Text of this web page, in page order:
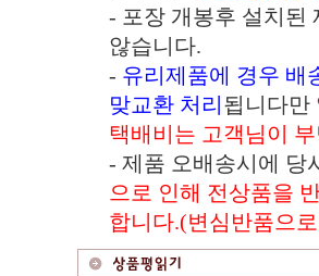
- 포장 개봉후 설치된
않습니다.
- 유리제품에 경우 배
맞교환 처리 됩니다만
택배비는 고객님이
- 제품 오배송시에 당
으로 인해 전상품을
합니다.(변심반품으